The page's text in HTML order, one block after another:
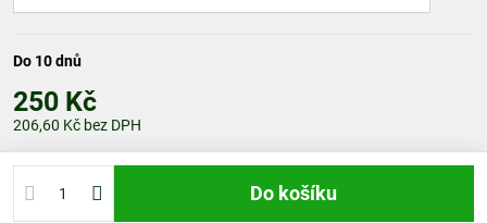
Do 10 dnů
250 Kč
206,60 Kč bez DPH
Do košíku